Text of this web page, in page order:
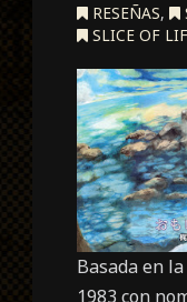
RESEÑAS,
SLICE OF
Basada en
1983 con